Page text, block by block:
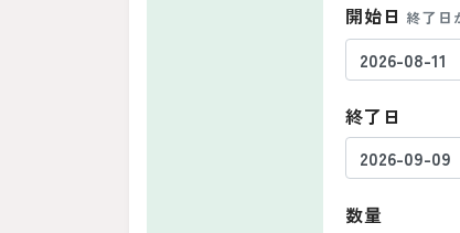
開始日 終了日
終了日
数量